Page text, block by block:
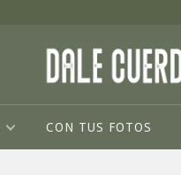
CON TUS FOTOS